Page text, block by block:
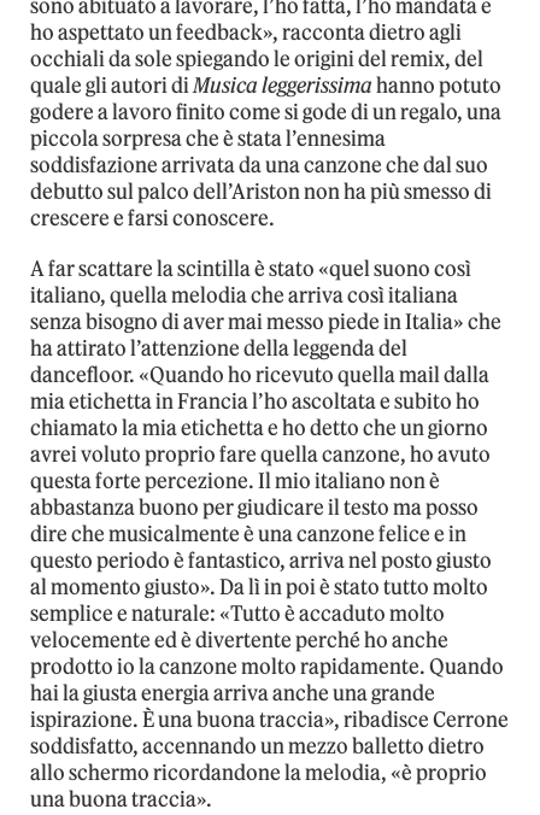
sono abituato a lavorare, l’ho fatta, l’ho mandata e
ho aspettato un feedback», racconta dietro agli
occhiali da sole spiegando le origini del remix, del
quale gli autori diMusica leggerissimahanno potuto
godere a lavoro finito come si gode di un regalo, una
piccola sorpresa che è stata l’ennesima
soddisfazione arrivata da una canzone che dal suo
debutto sul palco dell’Ariston non ha più smesso di
crescere e farsi conoscere.
A far scattare la scintilla è stato «quel suono così
italiano, quella melodia che arriva così italiana
senza bisogno di aver mai messo piede in Italia» che
ha attirato l’attenzione della leggenda del
dancefloor. «Quando ho ricevuto quella mail dalla
mia etichetta in Francia l’ho ascoltata e subito ho
chiamato la mia etichetta e ho detto che un giorno
avrei voluto proprio fare quella canzone, ho avuto
questa forte percezione. Il mio italiano non è
abbastanza buono per giudicare il testo ma posso
dire che musicalmente è una canzone felice e in
questo periodo è fantastico, arriva nel posto giusto
al momento giusto». Da lì in poi è stato tutto molto
semplice e naturale: «Tutto è accaduto molto
velocemente ed è divertente perché ho anche
prodotto io la canzone molto rapidamente. Quando
hai la giusta energia arriva anche una grande
ispirazione. È una buona traccia», ribadisce Cerrone
soddisfatto, accennando un mezzo balletto dietro
allo schermo ricordandone la melodia, «è proprio
una buona traccia».